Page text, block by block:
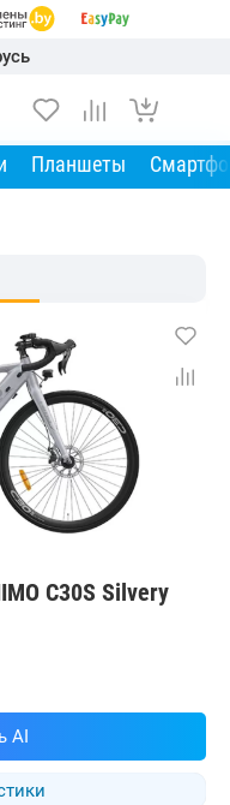
Планшеты
C30S Silvery
AI